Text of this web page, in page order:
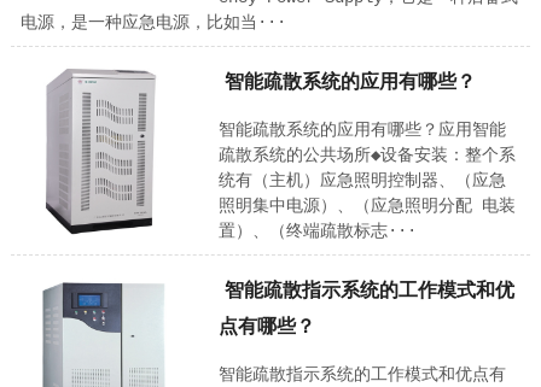
电源，是一种应急电源，比如当···
智能疏散系统的应用有哪些？
智能疏散系统的应用有哪些？应用智能
疏散系统的公共场所◆设备安装：整个系
统有（主机）应急照明控制器、（应急
照明集中电源）、（应急照明分配 电装
置）、（终端疏散标志···
智能疏散指示系统的工作模式和优
点有哪些？
智能疏散指示系统的工作模式和优点有